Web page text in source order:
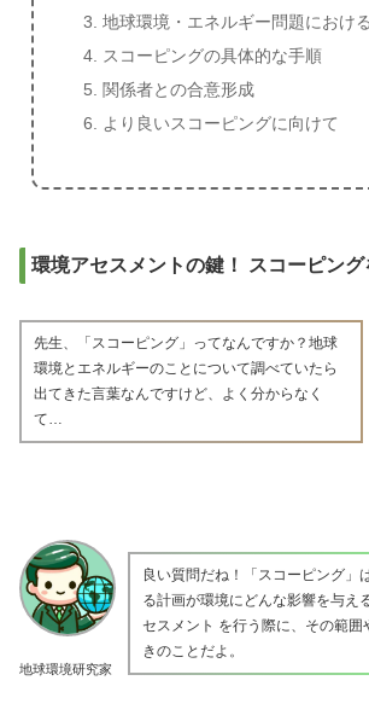
地球環境・エネルギー問題におけ
スコーピングの具体的な手順
関係者との合意形成
より良いスコーピングに向けて
環境アセスメントの鍵！ スコーピング
先生、「スコーピング」ってなんですか？地球
環境とエネルギーのことについて調べていたら
出てきた言葉なんですけど、よく分からなく
て…
地球環境研究家
良い質問だね！「スコーピング」
る計画が環境にどんな影響を与え
セスメント を行う際に、その範囲
きのことだよ。